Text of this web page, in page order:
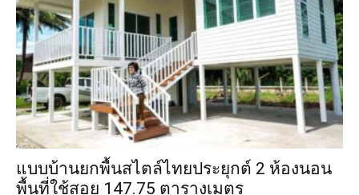
แบบบ้านยกพื้นสไตล์ไทยประยุกต์ 2 ห้องนอน
พื้นที่ใช้สอย 147.75 ตารางเมตร